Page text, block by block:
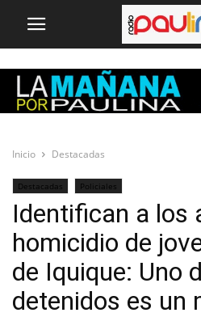
Inicio Destacadas
Destacadas Policiales
Identifican a los
homicidio de
de Iquique: Uno
detenidos es un